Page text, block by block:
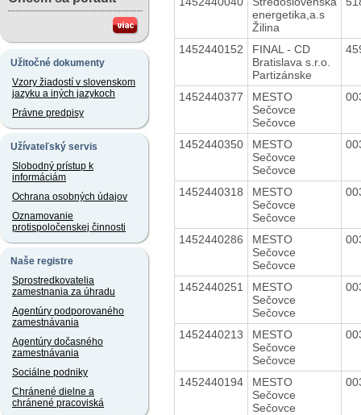
Užitočné dokumenty
Vzory žiadostí v slovenskom
jazyku a iných jazykoch
Právne predpisy
Užívateľský servis
Slobodný prístup k
informáciám
Ochrana osobných údajov
Oznamovanie
protispoločenskej činnosti
Naše registre
Sprostredkovatelia
zamestnania za úhradu
Agentúry podporovaného
zamestnávania
Agentúry dočasného
zamestnávania
Sociálne podniky
Chránené dielne a
chránené pracoviská
energetika,a.s
Žilina
1452440152
FINAL - CD
Bratislava s.r.o.
Partizánske
1452440377
MESTO
Sečovce
Sečovce
1452440350
MESTO
Sečovce
Sečovce
1452440318
MESTO
Sečovce
Sečovce
1452440286
MESTO
Sečovce
Sečovce
1452440251
MESTO
Sečovce
Sečovce
1452440213
MESTO
Sečovce
Sečovce
1452440194
MESTO
Sečovce
Sečovce